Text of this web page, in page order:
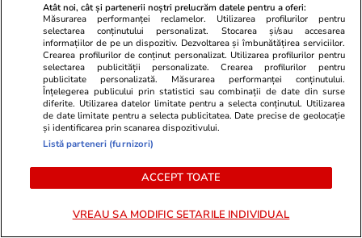
fosta soție a lui Adrian Sârbu și
unul dintre cele mai apreciate
modele din anii 90. A fost
decorată recent de Ministerul
Culturii din Franța. Foto
flancată de
aflat
de Apel
MONDEN
Atât noi, cât și partenerii noștri prelucrăm datele pentru a oferi:
Măsurarea performanței reclamelor. Utilizarea profilurilor pentru
selectarea conținutului personalizat. Stocarea și/sau accesarea
informațiilor de pe un dispozitiv. Dezvoltarea și îmbunătățirea serviciilor.
Crearea profilurilor de conținut personalizat. Utilizarea profilurilor pentru
selectarea publicității personalizate. Crearea profilurilor pentru
publicitate personalizată. Măsurarea performanței conținutului.
Înțelegerea publicului prin statistici sau combinații de date din surse
diferite. Utilizarea datelor limitate pentru a selecta conținutul. Utilizarea
de date limitate pentru a selecta publicitatea. Date precise de geolocație
și identificarea prin scanarea dispozitivului.
Listă parteneri (furnizori)
ACCEPT TOATE
VREAU SA MODIFIC SETARILE INDIVIDUAL